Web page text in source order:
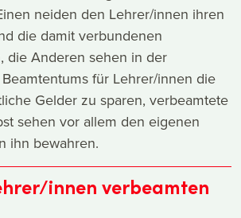
neiden den Lehrer/innen ihren
die damit verbundenen
die Anderen sehen in der
für Lehrer/innen die
Gelder zu sparen, verbeamtete
sehen vor allem den eigenen
ihn bewahren.
innen verbeamten